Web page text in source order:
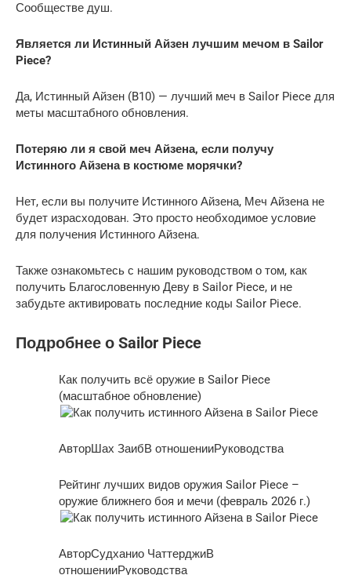
Сообществе душ.
Является ли Истинный Айзен лучшим мечом в Sailor
Piece?
Да, Истинный Айзен (B10) — лучший меч в Sailor Piece для
меты масштабного обновления.
Потеряю ли я свой меч Айзена, если получу
Истинного Айзена в костюме морячки?
Нет, если вы получите Истинного Айзена, Меч Айзена не
будет израсходован. Это просто необходимое условие
для получения Истинного Айзена.
Также ознакомьтесь с нашим руководством о том, как
получить Благословенную Деву в Sailor Piece, и не
забудьте активировать последние коды Sailor Piece.
Подробнее о Sailor Piece
Как получить всё оружие в Sailor Piece
(масштабное обновление)
АвторШах ЗаибВ отношенииРуководства
Рейтинг лучших видов оружия Sailor Piece –
оружие ближнего боя и мечи (февраль 2026 г.)
АвторСудханио ЧаттерджиВ
отношенииРуководства